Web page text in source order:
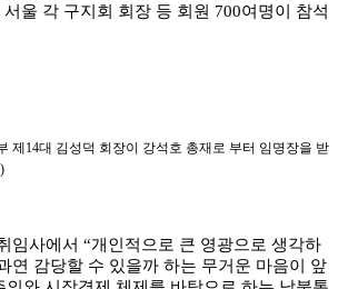
서울 각 구지회 회장 등 회원 700여명이 참석
제14대 김성덕 회장이 강석호 총재로 부터 임명장을 받
)
임사에서 “개인적으로 큰 영광으로 생각하
연 감당할 수 있을까 하는 무거운 마음이 앞